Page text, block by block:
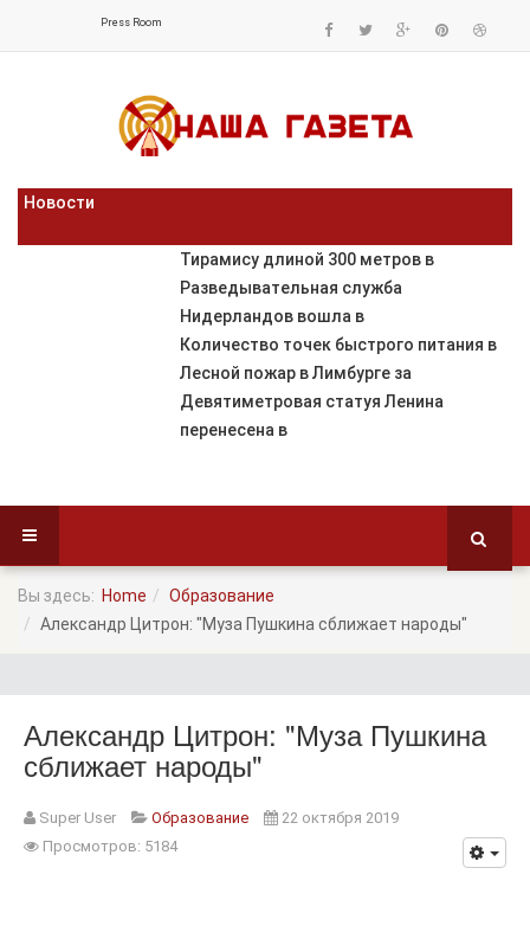
Press Room
Новости
Тирамису длиной 300 метров в
Разведывательная служба
Нидерландов вошла в
Количество точек быстрого питания в
Лесной пожар в Лимбурге за
Девятиметровая статуя Ленина
перенесена в
Вы здесь: Home
Образование
Александр Цитрон: "Муза Пушкина сближает народы"
Александр Цитрон: "Муза Пушкина
сближает народы"
Super User Образование
22 октября 2019
Просмотров: 5184